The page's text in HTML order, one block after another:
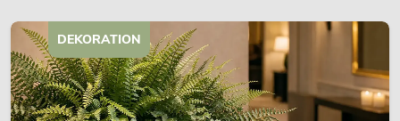
DEKORATION